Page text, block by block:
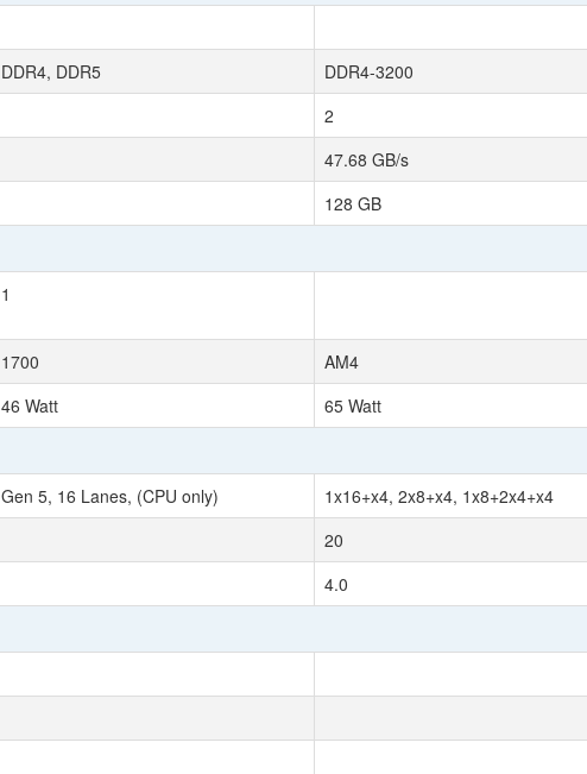
DDR4, DDR5
DDR4-3200
2
47.68 GB/s
128 GB
1
1700
AM4
46 Watt 65 Watt
Gen 5, 16 Lanes, (CPU only)
1x16+x4, 2x8+x4, 1x8+2x4+x4
20
4.0